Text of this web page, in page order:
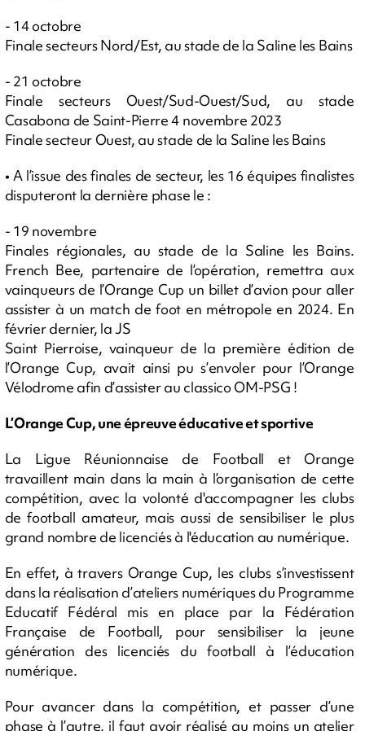
- 14 octobre
Finale secteurs Nord/Est, au stade de la Saline les Bains
- 21 octobre
Finale secteurs Ouest/Sud-Ouest/Sud, au stade
Casabona de Saint-Pierre 4 novembre 2023
Finale secteur Ouest, au stade de la Saline les Bains
• A l’issue des finales de secteur, les 16 équipes finalistes
disputeront la dernière phase le :
- 19 novembre
Finales régionales, au stade de la Saline les Bains.
French Bee, partenaire de l’opération, remettra aux
vainqueurs de l’Orange Cup un billet d’avion pour aller
assister à un match de foot en métropole en 2024. En
février dernier, la JS
Saint Pierroise, vainqueur de la première édition de
l’Orange Cup, avait ainsi pu s’envoler pour l’Orange
Vélodrome afin d’assister au classico OM-PSG !
L’Orange Cup, une épreuve éducative et sportive
La Ligue Réunionnaise de Football et Orange
travaillent main dans la main à l’organisation de cette
compétition, avec la volonté d'accompagner les clubs
de football amateur, mais aussi de sensibiliser le plus
grand nombre de licenciés à l'éducation au numérique.
En effet, à travers Orange Cup, les clubs s’investissent
dans la réalisation d’ateliers numériques du Programme
Educatif Fédéral mis en place par la Fédération
Française de Football, pour sensibiliser la jeune
génération des licenciés du football à l’éducation
numérique.
Pour avancer dans la compétition, et passer d’une
phase à l’autre, il faut avoir réalisé au moins un atelier